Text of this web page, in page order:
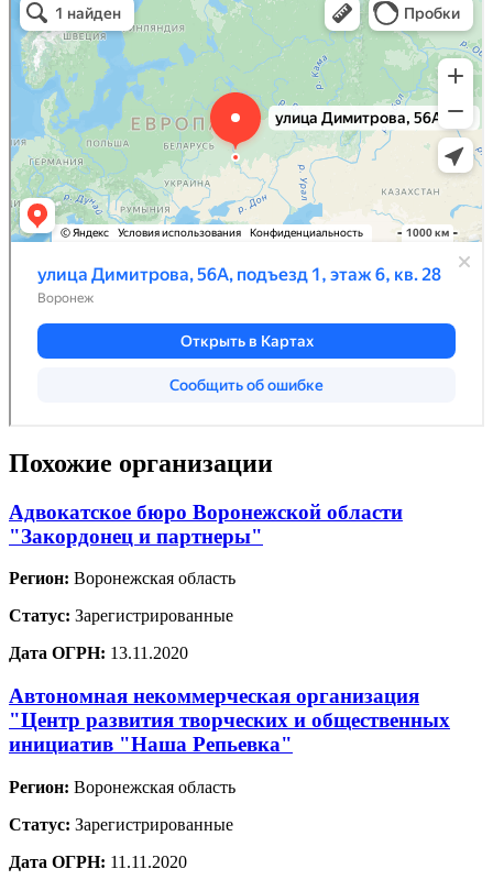
Похожие организации
Адвокатское бюро Воронежской области
"Закордонец и партнеры"
Регион: Воронежская область
Статус: Зарегистрированные
Дата ОГРН: 13.11.2020
Автономная некоммерческая организация
"Центр развития творческих и общественных
инициатив "Наша Репьевка"
Регион: Воронежская область
Статус: Зарегистрированные
Дата ОГРН: 11.11.2020